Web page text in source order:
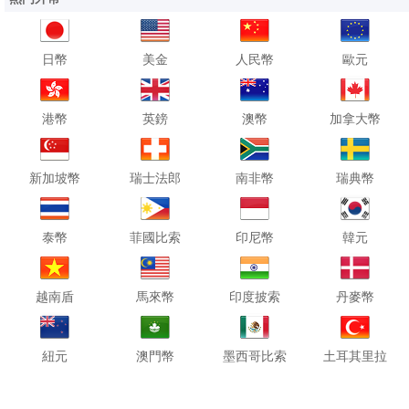
日幣 美金 人民幣 歐元
港幣 英鎊 澳幣 加拿大幣
新加坡幣 瑞士法郎 南非幣 瑞典幣
泰幣 菲國比索 印尼幣 韓元
越南盾 馬來幣 印度披索 丹麥幣
紐元 澳門幣 墨西哥比索 土耳其里拉